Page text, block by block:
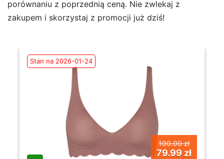
porównaniu z poprzednią ceną. Nie zwlekaj z
zakupem i skorzystaj z promocji już dziś!
Stan na 2026-01-24
100.00 zł
79.99 zł